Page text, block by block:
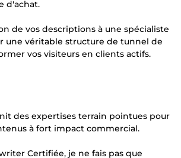
d'achat.
de vos descriptions à une spécialiste
une véritable structure de tunnel de
vos visiteurs en clients actifs.
des expertises terrain pointues pour
à fort impact commercial.
Certifiée, je ne fais pas que